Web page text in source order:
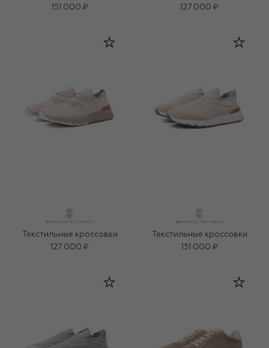
151 000 ₽
127 000 ₽
Текстильные кроссовки
127 000 ₽
Текстильные кроссовки
151 000 ₽